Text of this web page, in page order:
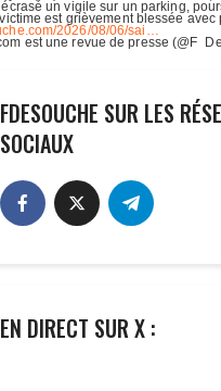
FDESOUCHE SUR LES
SOCIAUX
EN DIRECT SUR X :